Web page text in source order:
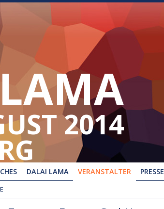
2014
DALAI LAMA VERANSTALTER PRESSE